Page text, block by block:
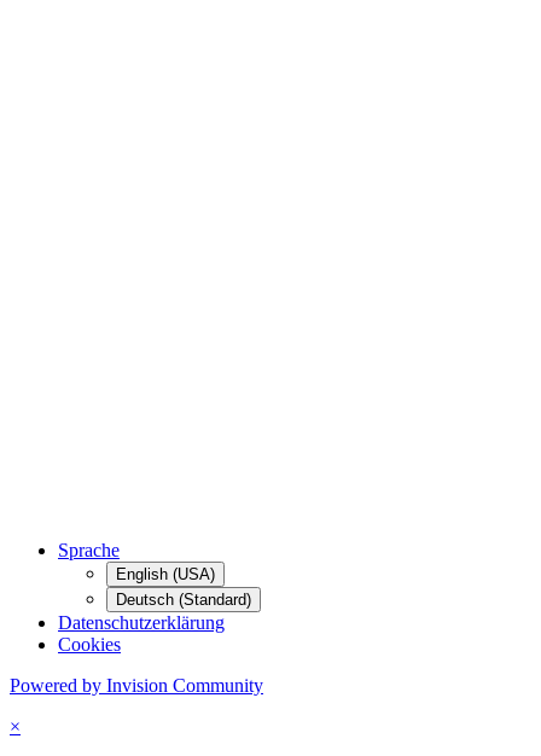
Sprache
English (USA)
Deutsch (Standard)
Datenschutzerklärung
Cookies
Powered by Invision Community
×